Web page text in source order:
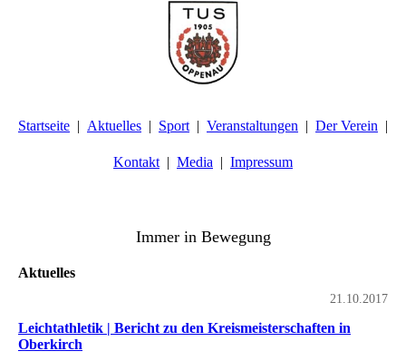
Startseite Aktuelles Sport Veranstaltungen Der Verein
Kontakt Media Impressum
Immer in Bewegung
Aktuelles
21.10.2017
Leichtathletik | Bericht zu den Kreismeisterschaften in
Oberkirch